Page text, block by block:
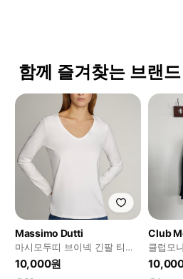
함께 즐겨찾는 브랜드
Massimo Dutti
마시모두띠 브이넥 긴팔 티셔
츠 XS
10,000원
Club
클럽모